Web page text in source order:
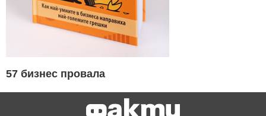
57 бизнес провала